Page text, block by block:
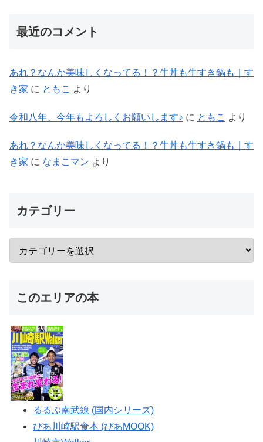
最近のコメント
あれ？なんか美味しくなってる！？牛丼も牛すき鍋も｜す
き家 に ともこ より
令和八年、今年もよろしくお願いします♪ に ともこ より
あれ？なんか美味しくなってる！？牛丼も牛すき鍋も｜す
き家 に なまこマン より
カテゴリー
このエリアの本
るるぶ南武線 (国内シリーズ)
ぴあ川崎駅食本 (ぴあMOOK)